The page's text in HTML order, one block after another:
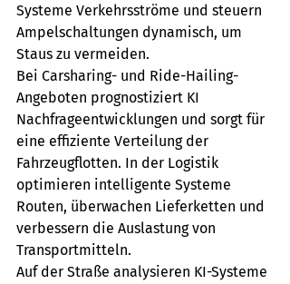
Systeme Verkehrsströme und steuern
Ampelschaltungen dynamisch, um
Staus zu vermeiden.
Bei Carsharing- und Ride-Hailing-
Angeboten prognostiziert KI
Nachfrageentwicklungen und sorgt für
eine effiziente Verteilung der
Fahrzeugflotten. In der Logistik
optimieren intelligente Systeme
Routen, überwachen Lieferketten und
verbessern die Auslastung von
Transportmitteln.
Auf der Straße analysieren KI-Systeme